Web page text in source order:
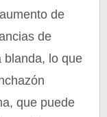
de
de
blanda, lo que
que puede